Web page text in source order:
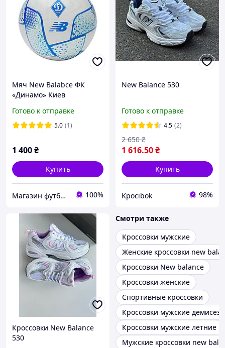
Мяч New Balabce ФК
«Динамо» Киев
Готово к отправке
5.0 (1)
1 400₴
Купить
Магазин футбольной атрибутики SPORTSLABELS 100%
New Balance 530
Готово к отправке
4.5 (2)
1 616.50₴
2 650 ₴
Купить
Kpocibok 98%
Кроссовки New Balance
530
Смотри также
Кроссовки мужские
Женские кроссовки new
Кроссовки New balance
Кроссовки женские
Спортивные кроссовки
Кроссовки мужские
Кроссовки мужские летние
Мужские кроссовки new